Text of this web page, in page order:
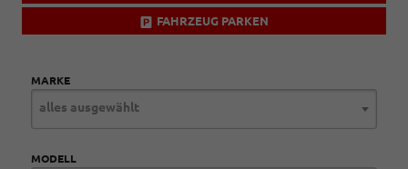
FAHRZEUG PARKEN
MARKE
alles ausgewählt
MODELL